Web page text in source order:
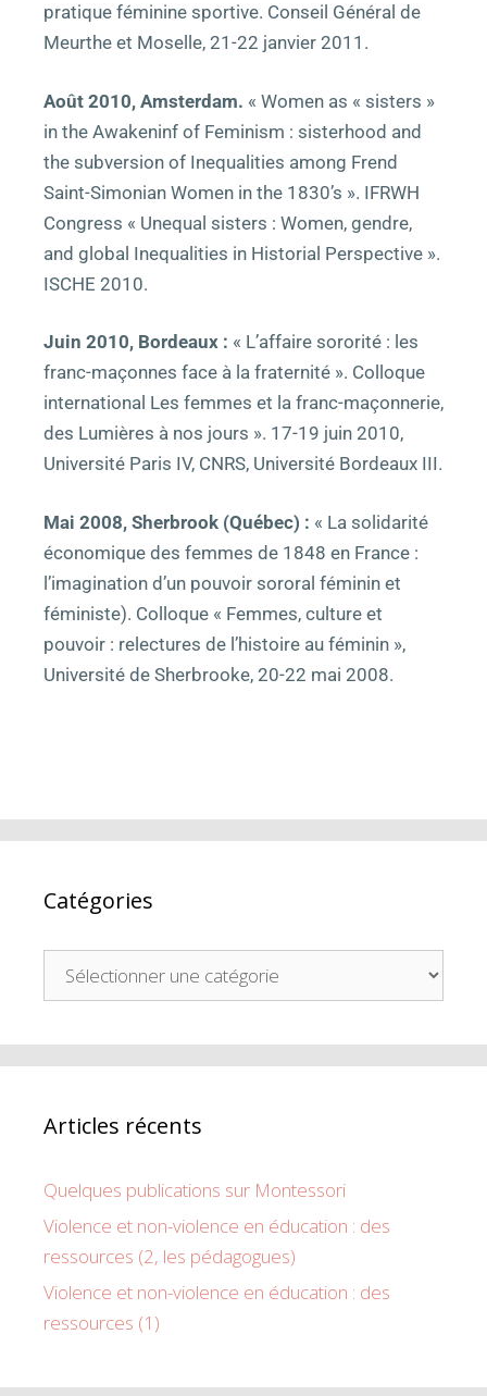
pratique féminine sportive. Conseil Général de
Meurthe et Moselle, 21-22 janvier 2011.
Août 2010, Amsterdam. « Women as « sisters »
in the Awakeninf of Feminism : sisterhood and
the subversion of Inequalities among Frend
Saint-Simonian Women in the 1830’s ». IFRWH
Congress « Unequal sisters : Women, gendre,
and global Inequalities in Historial Perspective ».
ISCHE 2010.
Juin 2010, Bordeaux : « L’affaire sororité : les
franc-maçonnes face à la fraternité ». Colloque
international Les femmes et la franc-maçonnerie,
des Lumières à nos jours ». 17-19 juin 2010,
Université Paris IV, CNRS, Université Bordeaux III.
Mai 2008, Sherbrook (Québec) : « La solidarité
économique des femmes de 1848 en France :
l’imagination d’un pouvoir sororal féminin et
féministe). Colloque « Femmes, culture et
pouvoir : relectures de l’histoire au féminin »,
Université de Sherbrooke, 20-22 mai 2008.
Catégories
Articles récents
Quelques publications sur Montessori
Violence et non-violence en éducation : des
ressources (2, les pédagogues)
Violence et non-violence en éducation : des
ressources (1)